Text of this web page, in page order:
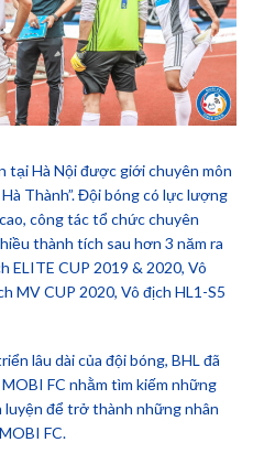
tại Hà Nội được giới chuyên môn
Thành”. Đội bóng có lực lượng
công tác tổ chức chuyên
thành tích sau hơn 3 năm ra
ELITE CUP 2019 & 2020, Vô
MV CUP 2020, Vô địch HL1-S5
lâu dài của đội bóng, BHL đã
FC nhằm tìm kiếm những
để trở thành những nhân
FC.